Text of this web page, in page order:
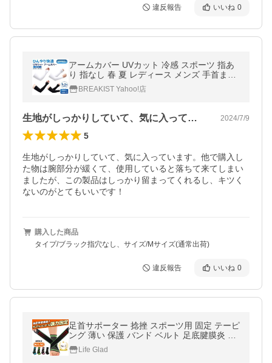
違反報告 いいね 0
アームカバー UVカット 冷感 スポーツ 指あ
り 指なし 春 夏 レディース メンズ 手首まで
作業用 ゴルフ 紫外線 日焼け対策 腕カバー
手の甲 指穴 ランニング
BREAKIST Yahoo!店
生地がしっかりしていて、気に入っていま… 2024/7/9
5
生地がしっかりしていて、気に入っています。他で購入し
た物は腕部分が緩くて、使用していると落ちて来てしまい
ましたが、この製品はしっかり留まってくれるし、キツく
ないのがとてもいいです！
購入した商品
タイプ/ブラック指穴なし、サイズ/Mサイズ(通常出荷)
違反報告 いいね 0
足首サポーター 捻挫 スポーツ用 固定 テーピ
ング 薄い 保護 バンド ベルト 足底腱膜炎 リ
ハビリ スポーツ 医療 靴下
Life Glad